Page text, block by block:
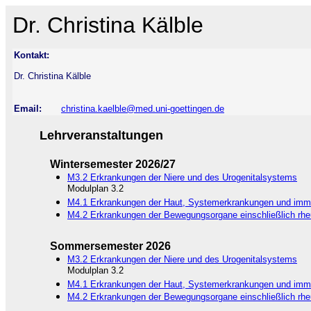
Dr. Christina Kälble
Kontakt:
Dr. Christina Kälble
Email: christina.kaelble@med.uni-goettingen.de
Lehrveranstaltungen
Wintersemester 2026/27
M3.2 Erkrankungen der Niere und des Urogenitalsystems
Modulplan 3.2
M4.1 Erkrankungen der Haut, Systemerkrankungen und
M4.2 Erkrankungen der Bewegungsorgane einschließlich
Sommersemester 2026
M3.2 Erkrankungen der Niere und des Urogenitalsystems
Modulplan 3.2
M4.1 Erkrankungen der Haut, Systemerkrankungen und
M4.2 Erkrankungen der Bewegungsorgane einschließlich